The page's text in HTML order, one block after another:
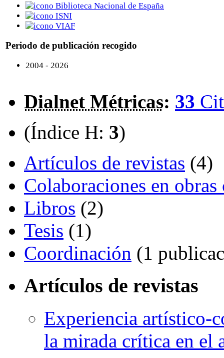
Biblioteca Nacional de España
ISNI
VIAF
Periodo de publicación recogido
2004 - 2026
Dialnet Métricas: 33
(Índice H: 3)
Artículos de revistas (4)
Colaboraciones en
Libros (2)
Tesis (1)
Coordinación (1
Artículos de revistas
Experiencia artístico-
la mirada crítica en el